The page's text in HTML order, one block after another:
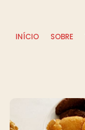
INÍCIO SOBRE